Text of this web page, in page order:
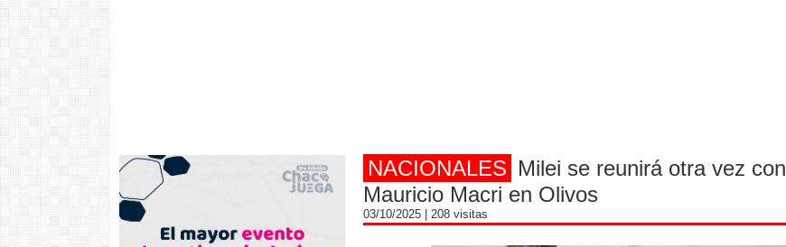
NACIONALES Milei se reunirá otra vez con
Mauricio Macri en Olivos
03/10/2025 | 208 visitas